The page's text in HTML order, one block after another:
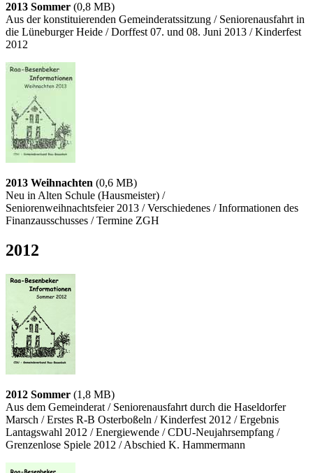
2013 Sommer (0,8 MB)
Aus der konstituierenden Gemeinderatssitzung / Seniorenausfahrt in
die Lüneburger Heide / Dorffest 07. und 08. Juni 2013 / Kinderfest
2012
2013 Weihnachten (0,6 MB)
Neu in Alten Schule (Hausmeister) /
Seniorenweihnachtsfeier 2013 / Verschiedenes / Informationen des
Finanzausschusses / Termine ZGH
2012
2012 Sommer (1,8 MB)
Aus dem Gemeinderat / Seniorenausfahrt durch die Haseldorfer
Marsch / Erstes R-B Osterboßeln / Kinderfest 2012 / Ergebnis
Lantagswahl 2012 / Energiewende / CDU-Neujahrsempfang /
Grenzenlose Spiele 2012 / Abschied K. Hammermann